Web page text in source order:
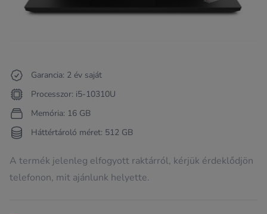
Garancia: 2 év saját
Processzor: i5-10310U
Memória: 16 GB
Háttértároló méret: 512 GB
A termék jelenleg elfogyott raktárról, kérjük érdeklődjön
telefonon, mit ajánlunk helyette.